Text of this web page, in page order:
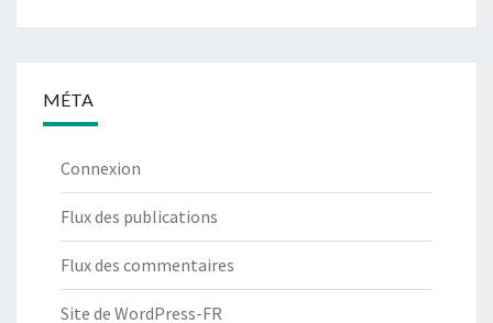
MÉTA
Connexion
Flux des publications
Flux des commentaires
Site de WordPress-FR